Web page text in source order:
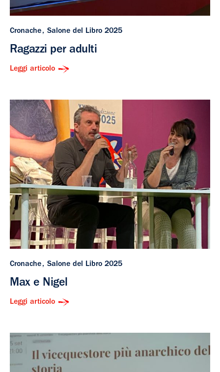
Cronache Salone del Libro 2025
Ragazzi per adulti
Leggi articolo
Cronache Salone del Libro 2025
Max e Nigel
Leggi articolo